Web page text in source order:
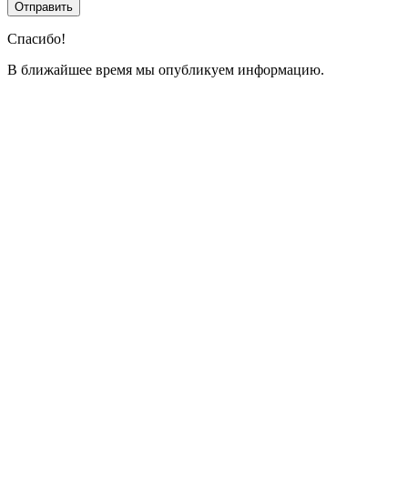
Спасибо!
В ближайшее время мы опубликуем информацию.